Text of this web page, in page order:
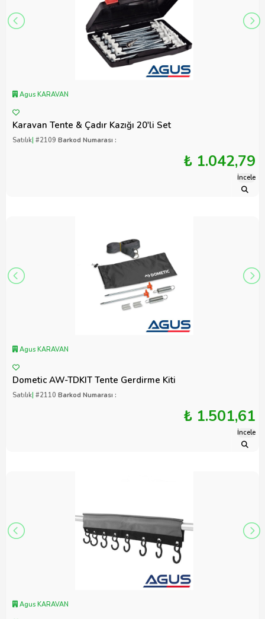
Agus KARAVAN
Karavan Tente & Çadır Kazığı 20'li Set
Satılık| #2109 Barkod Numarası :
₺ 1.042,79
İncele
Agus KARAVAN
Dometic AW-TDKIT Tente Gerdirme Kiti
Satılık| #2110 Barkod Numarası :
₺ 1.501,61
İncele
Agus KARAVAN